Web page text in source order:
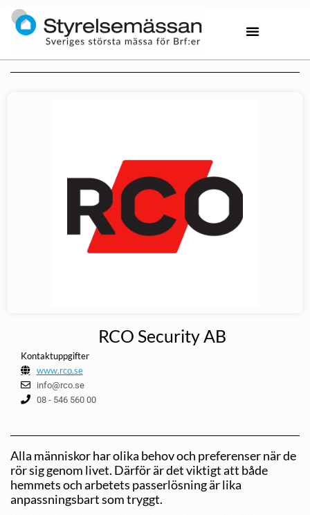
RCO Security AB
Kontaktuppgifter
www.rco.se
info@rco.se
08 - 546 560 00
Alla människor har olika behov och preferenser när de
rör sig genom livet. Därför är det viktigt att både
hemmets och arbetets passerlösning är lika
anpassningsbart som tryggt.